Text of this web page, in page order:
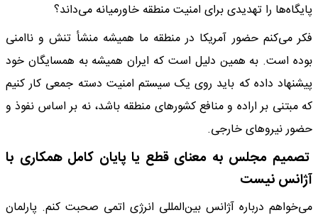
پایگاه‌ها را تهدیدی برای امنیت منطقه خاورمیانه می‌داند؟
فکر می‌کنم حضور آمریکا در منطقه ما همیشه منشأ تنش و ناامنی
بوده است. به همین دلیل است که ایران همیشه به همسایگان خود
پیشنهاد داده که باید روی یک سیستم امنیت دسته جمعی کار کنیم
که مبتنی بر اراده و منافع کشورهای منطقه باشد، نه بر اساس نفوذ و
حضور نیروهای خارجی.
تصمیم مجلس به معنای قطع یا پایان کامل همکاری با
آژانس نیست
می‌خواهم درباره آژانس بین‌المللی انرژی اتمی صحبت کنم. پارلمان